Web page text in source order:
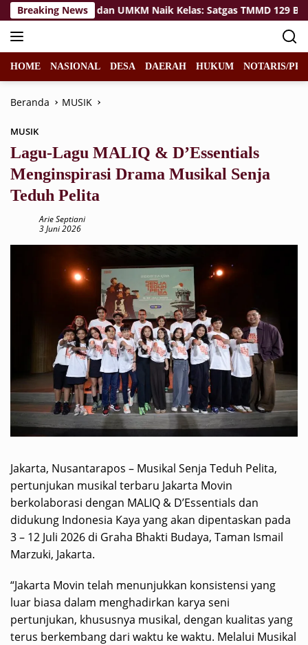
Langsung
ke
konten
Breaking News
Sehat dan UMKM Naik Kelas: Satgas TMMD 129
HOME NASIONAL DESA DAERAH HUKUM NOTARIS/
Beranda MUSIK
MUSIK
Lagu-Lagu MALIQ & D’Essentials
Menginspirasi Drama Musikal Senja
Teduh Pelita
Arie Septiani
3 Juni 2026
Jakarta, Nusantarapos – Musikal Senja Teduh Pelita,
pertunjukan musikal terbaru Jakarta Movin
berkolaborasi dengan MALIQ & D’Essentials dan
didukung Indonesia Kaya yang akan dipentaskan pada
3 – 12 Juli 2026 di Graha Bhakti Budaya, Taman Ismail
Marzuki, Jakarta.
“Jakarta Movin telah menunjukkan konsistensi yang
luar biasa dalam menghadirkan karya seni
pertunjukan, khususnya musikal, dengan kualitas yang
terus berkembang dari waktu ke waktu. Melalui Musikal